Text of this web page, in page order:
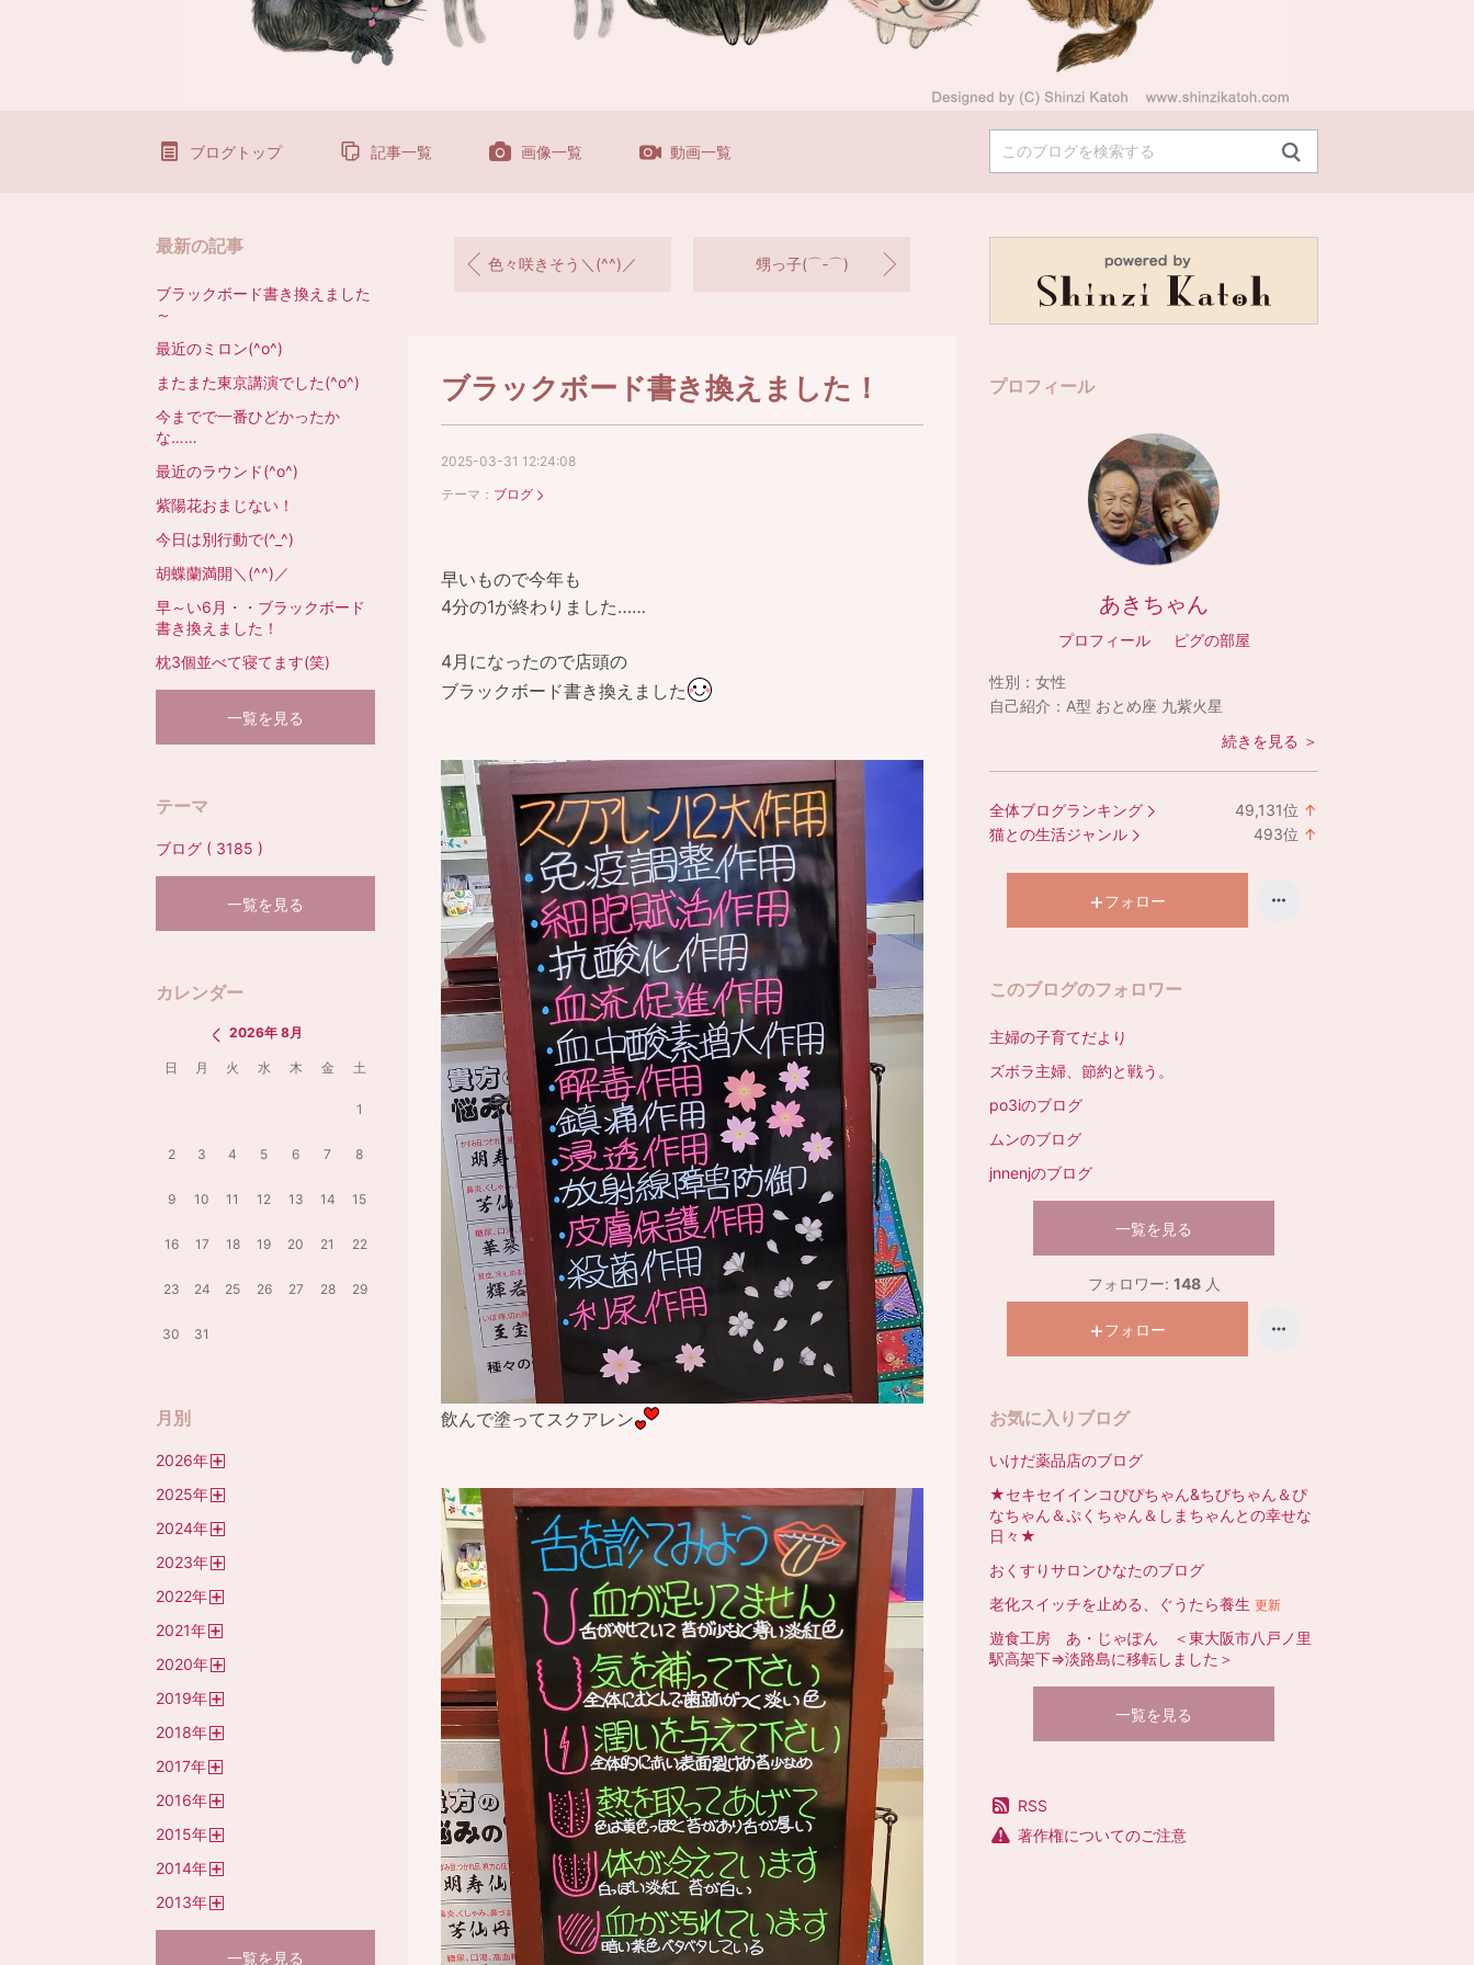
ブログトップ 記事一覧 画像一覧 動画一覧
色々咲きそう＼(^^)／ 甥っ子(⌒‐⌒)
ブラックボード書き換えました！
2025-03-31 12:24:08
テーマ： ブログ
早いもので今年も
4分の1が終わりました……
4月になったので店頭の
ブラックボード書き換えました
飲んで塗ってスクアレン
プロフィール
あきちゃん
プロフィール ピグの部屋
性別： 女性
自己紹介： A型 おとめ座 九紫火星
続きを見る ＞
全体ブログランキング 49,131位 ↑
猫との生活ジャンル 493位 ↑
フォロー
このブログのフォロワー
主婦の子育てだより
ズボラ主婦、節約と戦う。
po3iのブログ
ムンのブログ
jnnenjのブログ
一覧を見る
フォロワー: 148 人
フォロー
お気に入りブログ
いけだ薬品店のブログ
★セキセイインコぴぴちゃん&ちびちゃん＆ぴ
なちゃん＆ぷくちゃん＆しまちゃんとの幸せな
日々★
おくすりサロンひなたのブログ
老化スイッチを止める、ぐうたら養生 更新
遊食工房 あ・じゃぽん ＜東大阪市八戸ノ里
駅高架下⇒淡路島に移転しました＞
一覧を見る
RSS
著作権についてのご注意
最新の記事
ブラックボード書き換えました
～
最近のミロン(^o^)
またまた東京講演でした(^o^)
今までで一番ひどかったか
な……
最近のラウンド(^o^)
紫陽花おまじない！
今日は別行動で(^_^)
胡蝶蘭満開＼(^^)／
早～い6月・・ブラックボード
書き換えました！
枕3個並べて寝てます(笑)
一覧を見る
テーマ
ブログ ( 3185 )
一覧を見る
カレンダー
2026年 8月
日 月 火 水 木 金 土
1
2 3 4 5 6 7 8
9 10 11 12 13 14 15
16 17 18 19 20 21 22
23 24 25 26 27 28 29
30 31
月別
2026年
2025年
2024年
2023年
2022年
2021年
2020年
2019年
2018年
2017年
2016年
2015年
2014年
2013年
一覧を見る